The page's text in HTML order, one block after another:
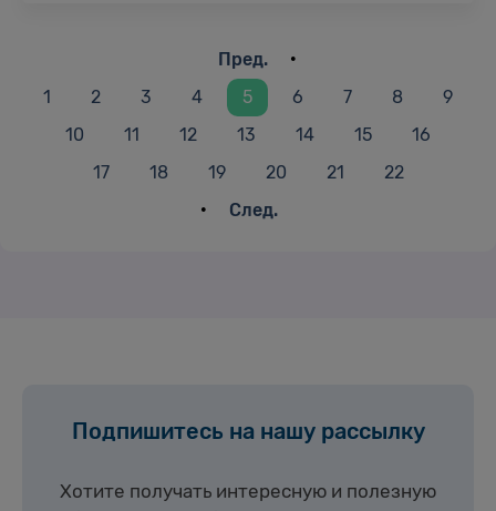
Пред. •
1 2 3 4 5 6 7 8
9
10
11 12 13 14 15
16
17
18 19 20 21 22
• След.
Подпишитесь на нашу рассылку
Хотите получать интересную и полезную